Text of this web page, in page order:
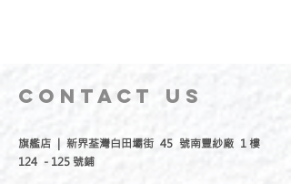
CONTACT US
旗艦店 | 新界荃灣白田壩街 45 號南豐紗廠 1 樓
124 - 125 號鋪